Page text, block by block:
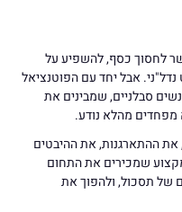
לחסוך כסף, להשפיע על
נדל"ני. אבל יחד עם הפוטנציאל
סבלניים, שמבינים את
מפחדים מהלא נודע.
ההתארגנות, את ההיבטים
שמכירים את התחום
של תסכול, ולהפוך את